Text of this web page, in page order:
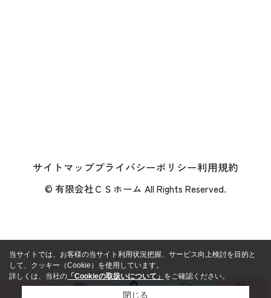
サイトマッププライバシーポリシー利用規約
© 有限会社ＣＳホーム All Rights Reserved.
当サイトでは、お客様の当サイト利用状況把握、サービス向上検討を目的と
して、クッキー（Cookie）を使用しています。
詳しくは、当社の 「Cookieの取扱いについて」 をご確認ください。
閉じる